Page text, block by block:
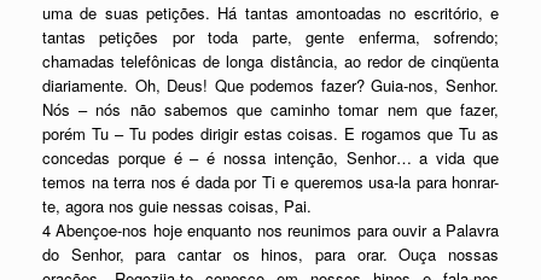
uma de suas petições. Há tantas amontoadas no escritório, e
tantas petições por toda parte, gente enferma, sofrendo;
chamadas telefônicas de longa distância, ao redor de cinqüenta
diariamente. Oh, Deus! Que podemos fazer? Guia-nos, Senhor.
Nós – nós não sabemos que caminho tomar nem que fazer,
porém Tu – Tu podes dirigir estas coisas. E rogamos que Tu as
concedas porque é – é nossa intenção, Senhor… a vida que
temos na terra nos é dada por Ti e queremos usa-la para honrar-
te, agora nos guie nessas coisas, Pai.
4 Abençoe-nos hoje enquanto nos reunimos para ouvir a Palavra
do Senhor, para cantar os hinos, para orar. Ouça nossas